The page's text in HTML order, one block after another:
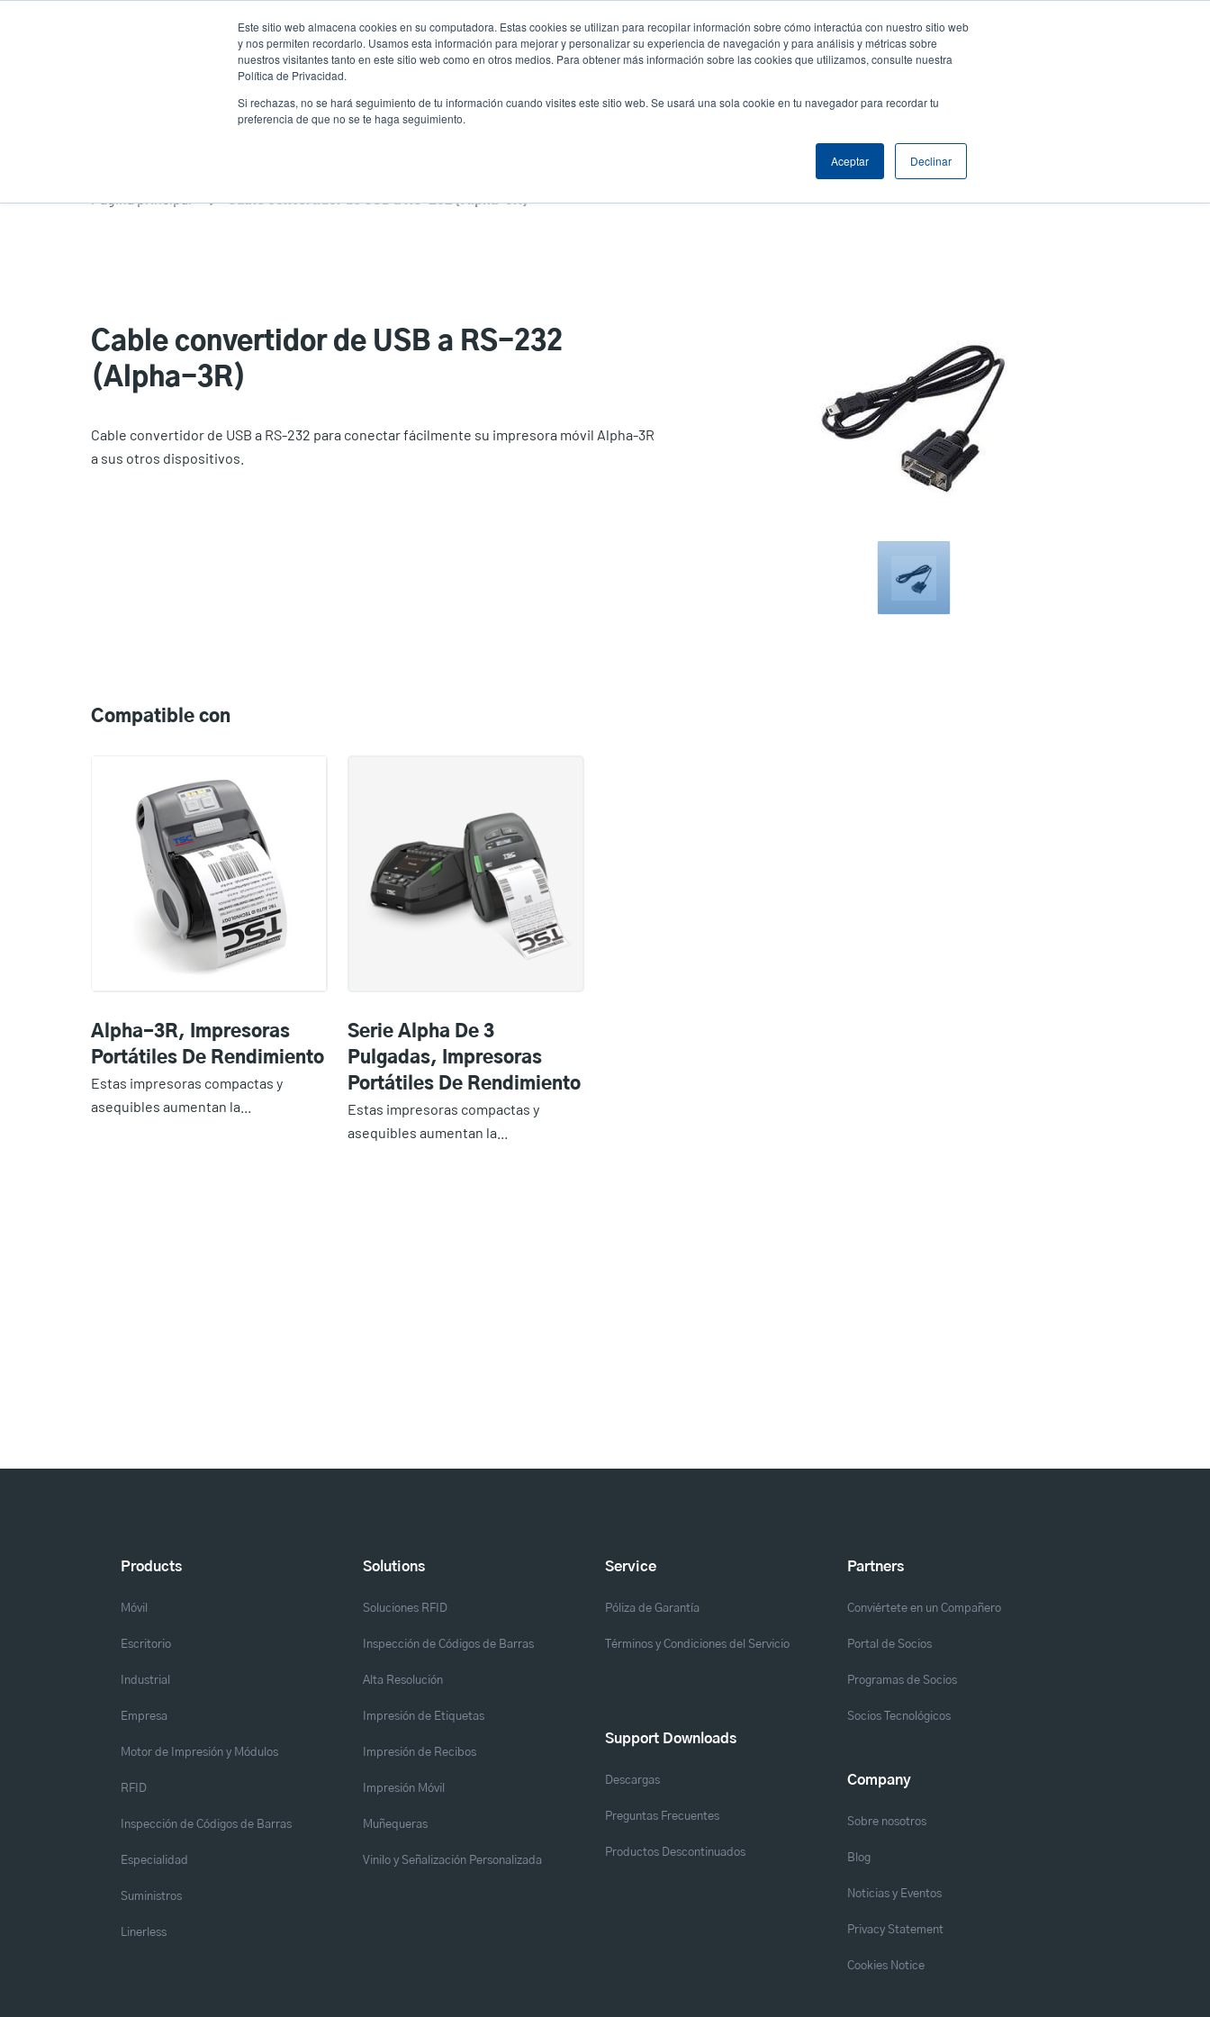
Este sitio web almacena cookies en su computadora. Estas cookies se utilizan para recopilar información sobre cómo interactúa con nuestro sitio web
y nos permiten recordarlo. Usamos esta información para mejorar y personalizar su experiencia de navegación y para análisis y métricas sobre
nuestros visitantes tanto en este sitio web como en otros medios. Para obtener más información sobre las cookies que utilizamos, consulte nuestra
Política de Privacidad.
Si rechazas, no se hará seguimiento de tu información cuando visites este sitio web. Se usará una sola cookie en tu navegador para recordar tu
preferencia de que no se te haga seguimiento.
Aceptar Declinar
User
Noticias Empresa
User
Iniciar sesión / Registrarse
Header
Página principal Cable convertidor de USB a RS-232 (Alpha-3R)
Cable convertidor de USB a RS-232
(Alpha-3R)
Cable convertidor de USB a RS-232 para conectar fácilmente su impresora móvil Alpha-3R
a sus otros dispositivos.
Compatible con
Alpha-3R, Impresoras
Portátiles De Rendimiento
Estas impresoras compactas y
asequibles aumentan la...
Serie Alpha De 3
Pulgadas, Impresoras
Portátiles De Rendimiento
Estas impresoras compactas y
asequibles aumentan la...
Products
Móvil
Escritorio
Industrial
Empresa
Motor de Impresión y Módulos
RFID
Inspección de Códigos de Barras
Especialidad
Suministros
Linerless
Solutions
Soluciones RFID
Inspección de Códigos de Barras
Alta Resolución
Impresión de Etiquetas
Impresión de Recibos
Impresión Móvil
Muñequeras
Vinilo y Señalización Personalizada
Service
Póliza de Garantía
Términos y Condiciones del Servicio
Support Downloads
Descargas
Preguntas Frecuentes
Productos Descontinuados
Partners
Conviértete en un Compañero
Portal de Socios
Programas de Socios
Socios Tecnológicos
Company
Sobre nosotros
Blog
Noticias y Eventos
Privacy Statement
Cookies Notice